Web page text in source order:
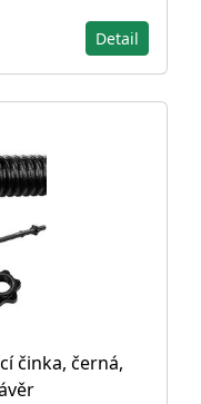
Detail
činka, černá,